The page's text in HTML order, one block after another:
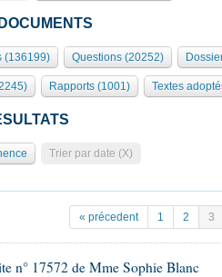
(136199) Questions (20252)
Rapports (1001) Textes
Trier par date (X)
« précedent 1 2 3
n° 17572 de Mme Sophie Blanc